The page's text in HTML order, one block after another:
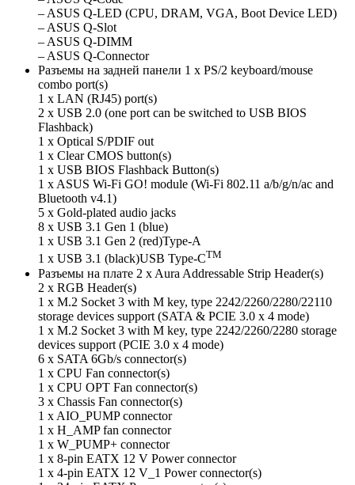
– ASUS Q-LED (CPU, DRAM, VGA, Boot Device LED)
– ASUS Q-Slot
– ASUS Q-DIMM
– ASUS Q-Connector
Разъемы на задней панели 1 x PS/2 keyboard/mouse
combo port(s)
1 x LAN (RJ45) port(s)
2 x USB 2.0 (one port can be switched to USB BIOS
Flashback)
1 x Optical S/PDIF out
1 x Clear CMOS button(s)
1 x USB BIOS Flashback Button(s)
1 x ASUS Wi-Fi GO! module (Wi-Fi 802.11 a/b/g/n/ac and
Bluetooth v4.1)
5 x Gold-plated audio jacks
8 x USB 3.1 Gen 1 (blue)
1 x USB 3.1 Gen 2 (red)Type-A
1 x USB 3.1 (black)USB Type-CTM
Разъeмы на плате 2 x Aura Addressable Strip Header(s)
2 x RGB Header(s)
1 x M.2 Socket 3 with M key, type 2242/2260/2280/22110
storage devices support (SATA & PCIE 3.0 x 4 mode)
1 x M.2 Socket 3 with M key, type 2242/2260/2280 storage
devices support (PCIE 3.0 x 4 mode)
6 x SATA 6Gb/s connector(s)
1 x CPU Fan connector(s)
1 x CPU OPT Fan connector(s)
3 x Chassis Fan connector(s)
1 x AIO_PUMP connector
1 x H_AMP fan connector
1 x W_PUMP+ connector
1 x 8-pin EATX 12 V Power connector
1 x 4-pin EATX 12 V_1 Power connector(s)